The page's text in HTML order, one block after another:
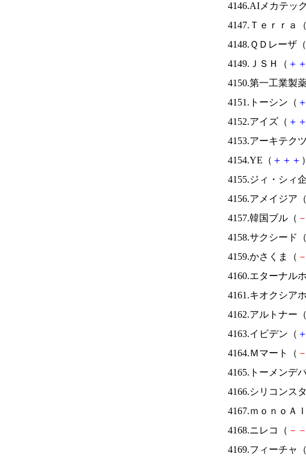
4146.AIメカテッ
4147.Ｔｅｒｒａ（
4148.ＱＤレーザ（
4149.ＪＳＨ（ ＋ ＋
4150.第一工業製
4151.トーシン（ ＋
4152.アイズ（ ＋ ＋
4153.アーキテク
4154.YE（ ＋ ＋ ＋
4155.ジィ・シィ
4156.アメイジア（
4157.韓国ブル（ －
4158.サクシード（
4159.かさくま（ －
4160.エターナル
4161.キオクシア
4162.アルトナー（
4163.イビデン（ ＋
4164.Ｍマート（ －
4165.トーメンデ
4166.シリコンス
4167.ｍｏｎｏＡ
4168.ニレコ（ － －
4169.フィーチャ（